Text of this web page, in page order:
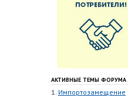
АКТИВНЫЕ ТЕМЫ ФОРУМА
1. Импортозамещение